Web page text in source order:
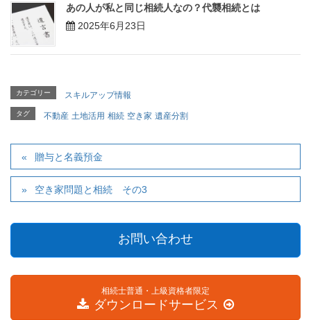
あの人が私と同じ相続人なの？代襲相続とは
2025年6月23日
カテゴリー スキルアップ情報
タグ 不動産 土地活用 相続 空き家 遺産分割
贈与と名義預金
空き家問題と相続 その3
お問い合わせ
相続士普通・上級資格者限定
ダウンロードサービス